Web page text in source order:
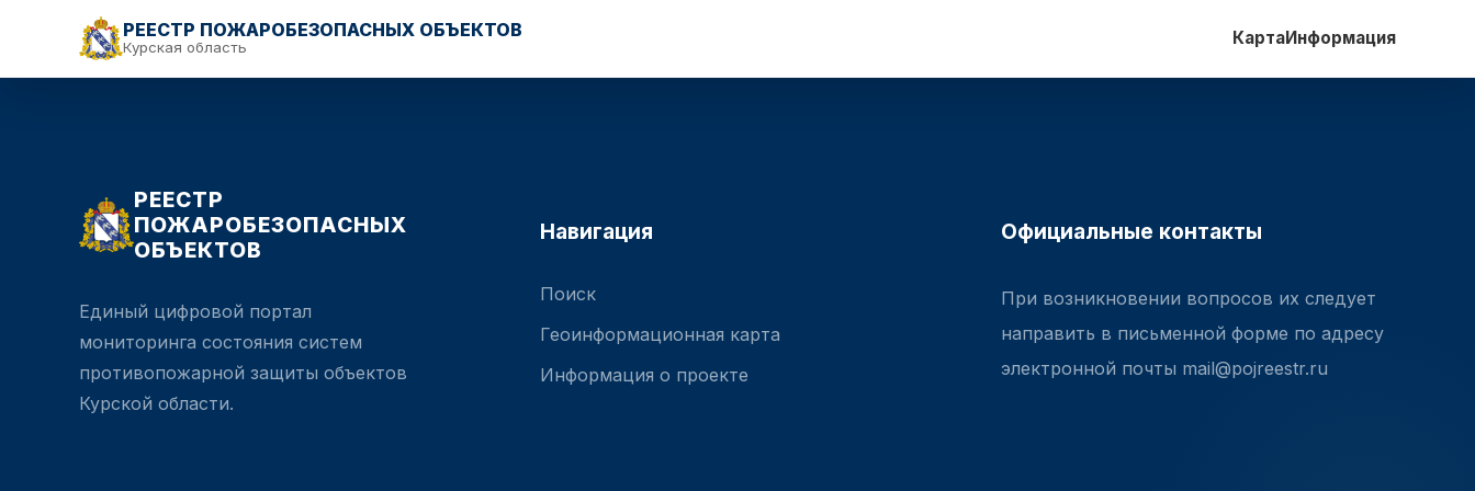
РЕЕСТР ПОЖАРОБЕЗОПАСНЫХ ОБЪЕКТОВ
Курская область КартаИнформация
РЕЕСТР
ПОЖАРОБЕЗОПАСНЫХ
ОБЪЕКТОВ
Единый цифровой портал
мониторинга состояния систем
противопожарной защиты объектов
Курской области.
Навигация
Поиск
Геоинформационная карта
Информация о проекте
Официальные контакты
При возникновении вопросов их следует
направить в письменной форме по адресу
электронной почты mail@pojreestr.ru